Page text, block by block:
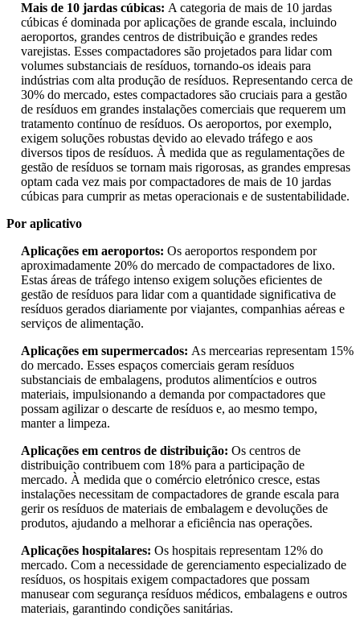
Mais de 10 jardas cúbicas: A categoria de mais de 10 jardas
cúbicas é dominada por aplicações de grande escala, incluindo
aeroportos, grandes centros de distribuição e grandes redes
varejistas. Esses compactadores são projetados para lidar com
volumes substanciais de resíduos, tornando-os ideais para
indústrias com alta produção de resíduos. Representando cerca de
30% do mercado, estes compactadores são cruciais para a gestão
de resíduos em grandes instalações comerciais que requerem um
tratamento contínuo de resíduos. Os aeroportos, por exemplo,
exigem soluções robustas devido ao elevado tráfego e aos
diversos tipos de resíduos. À medida que as regulamentações de
gestão de resíduos se tornam mais rigorosas, as grandes empresas
optam cada vez mais por compactadores de mais de 10 jardas
cúbicas para cumprir as metas operacionais e de sustentabilidade.
Por aplicativo
Aplicações em aeroportos: Os aeroportos respondem por
aproximadamente 20% do mercado de compactadores de lixo.
Estas áreas de tráfego intenso exigem soluções eficientes de
gestão de resíduos para lidar com a quantidade significativa de
resíduos gerados diariamente por viajantes, companhias aéreas e
serviços de alimentação.
Aplicações em supermercados: As mercearias representam 15%
do mercado. Esses espaços comerciais geram resíduos
substanciais de embalagens, produtos alimentícios e outros
materiais, impulsionando a demanda por compactadores que
possam agilizar o descarte de resíduos e, ao mesmo tempo,
manter a limpeza.
Aplicações em centros de distribuição: Os centros de
distribuição contribuem com 18% para a participação de
mercado. À medida que o comércio eletrónico cresce, estas
instalações necessitam de compactadores de grande escala para
gerir os resíduos de materiais de embalagem e devoluções de
produtos, ajudando a melhorar a eficiência nas operações.
Aplicações hospitalares: Os hospitais representam 12% do
mercado. Com a necessidade de gerenciamento especializado de
resíduos, os hospitais exigem compactadores que possam
manusear com segurança resíduos médicos, embalagens e outros
materiais, garantindo condições sanitárias.